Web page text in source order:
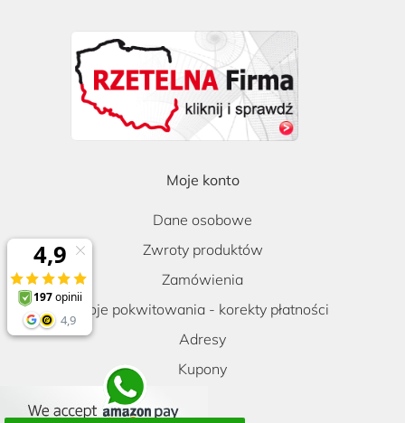
Moje konto
Dane osobowe
Zwroty produktów
Zamówienia
Moje pokwitowania - korekty płatności
Adresy
Kupony